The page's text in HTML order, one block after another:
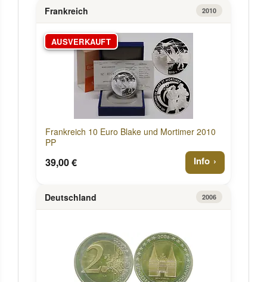
Frankreich 2010
AUSVERKAUFT
Frankreich 10 Euro Blake und Mortimer 2010
PP
39,00 € Info
Deutschland 2006